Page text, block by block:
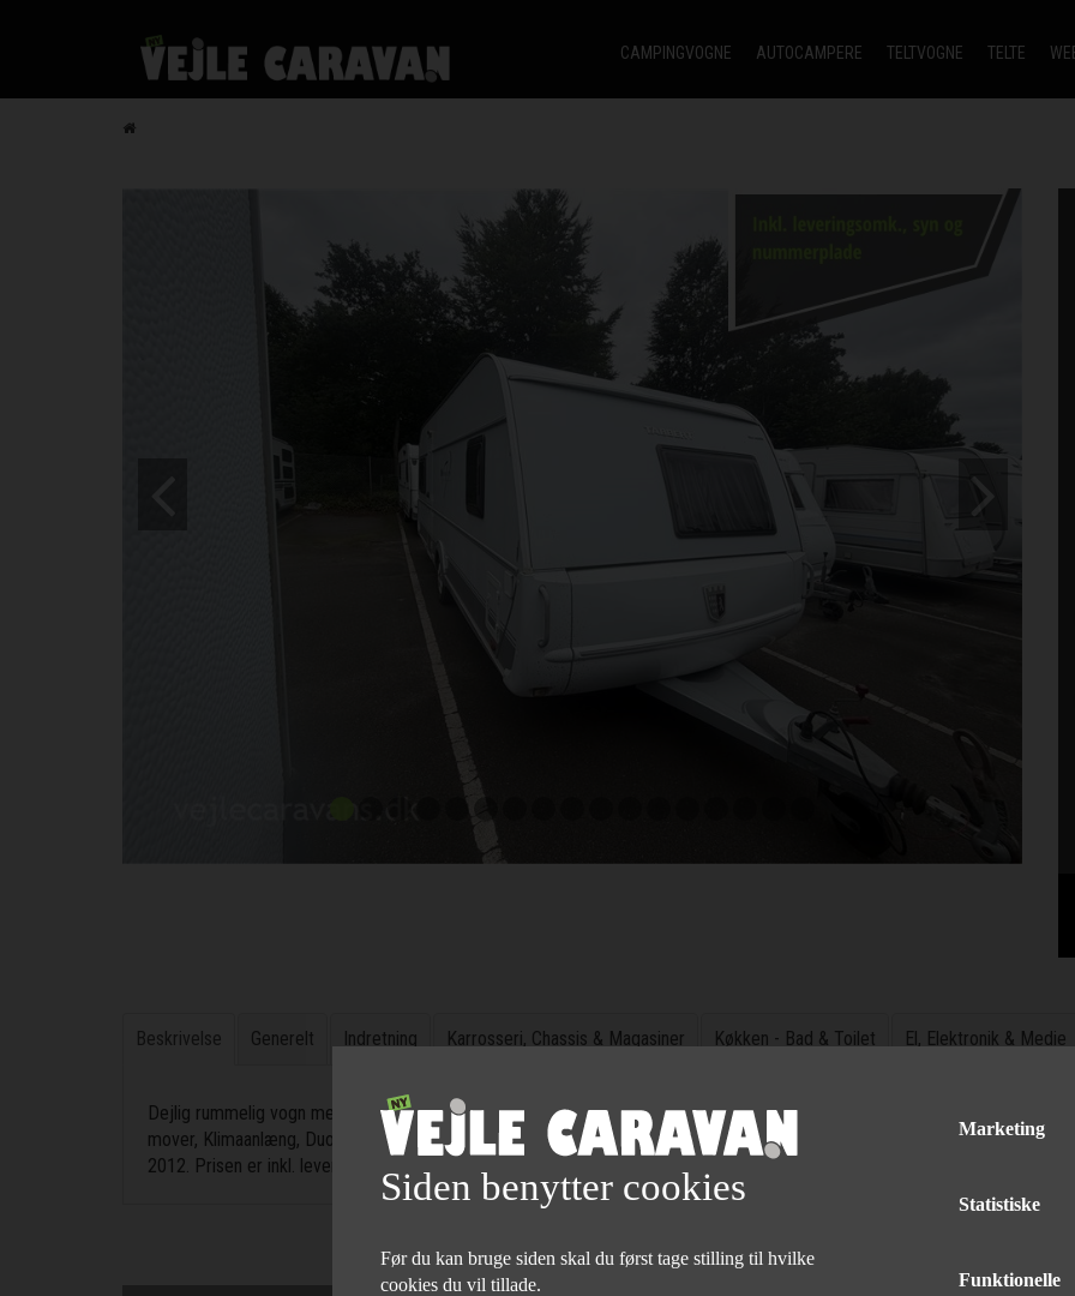
CAMPINGVOGNE
AUTOCAMPERE TELTVOGNE TELTE
Beskrivelse Generelt Indretning Karrosseri, Chassis & Magasiner Køkken - Bad & Toilet El, Elektronik & Medie
Dejlig rummelig vogn med fransk seng og toilet i forende, stor køkken og reol med plads til stor TV i midten og bagerst en
mover, Klimaanlæng, Duocontrol med filter og der medfølger et nyere Isabella Commodore North med megastænger.
2012. Prisen er inkl. leveringsomkostninger og nr. plade.Siden benytter cookies
Før du kan bruge siden skal du først tage stilling til hvilke
cookies du vil tillade.
Marketing
Statistiske
Funktionelle